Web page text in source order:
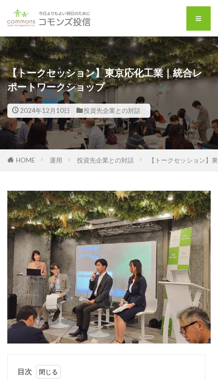
【トークセッション】東京応化工業｜統合レ
ポートワークショップ
2024年12月10日 投資先企業との対話
HOME 運用 投資先企業との対話 【トークセッション】
目次